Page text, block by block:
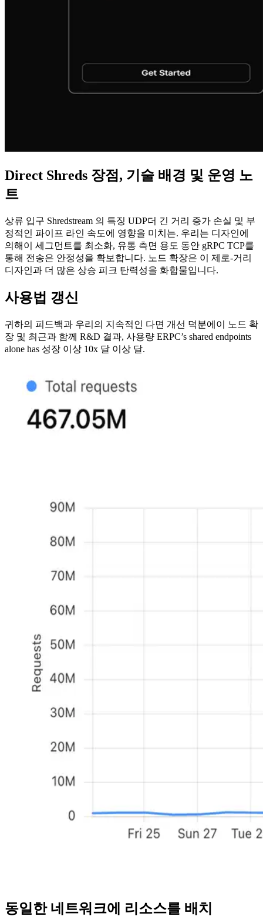
Direct Shreds 장점, 기술 배경 및 운영 노
트
상류 입구 Shredstream 의 특징 UDP더 긴 거리 증가 손실 및 부
정적인 파이프 라인 속도에 영향을 미치는. 우리는 디자인에
의해이 세그먼트를 최소화, 유통 측면 용도 동안 gRPC TCP를
통해 전송은 안정성을 확보합니다. 노드 확장은 이 제로-거리
디자인과 더 많은 상승 피크 탄력성을 화합물입니다.
사용법 갱신
귀하의 피드백과 우리의 지속적인 다면 개선 덕분에이 노드 확
장 및 최근과 함께 R&D 결과, 사용량 ERPC’s shared endpoints
alone has 성장 이상 10x 달 이상 달.
동일한 네트워크에 리소스를 배치